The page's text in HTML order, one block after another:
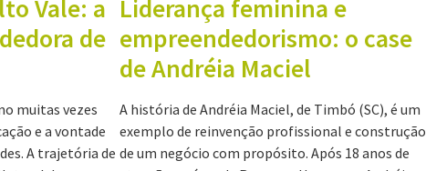
Vale: a
de
muitas vezes
e a vontade
A trajetória de
Liderança feminina e
empreendedorismo: o case
de Andréia Maciel
A história de Andréia Maciel, de Timbó (SC), é um
exemplo de reinvenção profissional e construção
de um negócio com propósito. Após 18 anos de